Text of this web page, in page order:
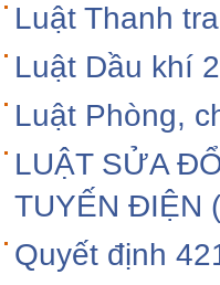
Luật Thanh
Luật Dầu khí
Luật Phòng,
LUẬT SỬA
TUYẾN ĐIỆN
Quyết định